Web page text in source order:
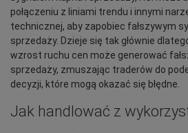
połączeniu z liniami trendu i innymi
technicznej, aby zapobiec fałszywym
sprzedaży. Dzieje się tak głównie
wzrost ruchu cen może generować
sprzedaży, zmuszając traderów do
decyzji, które mogą okazać się błędne.
Jak handlować z